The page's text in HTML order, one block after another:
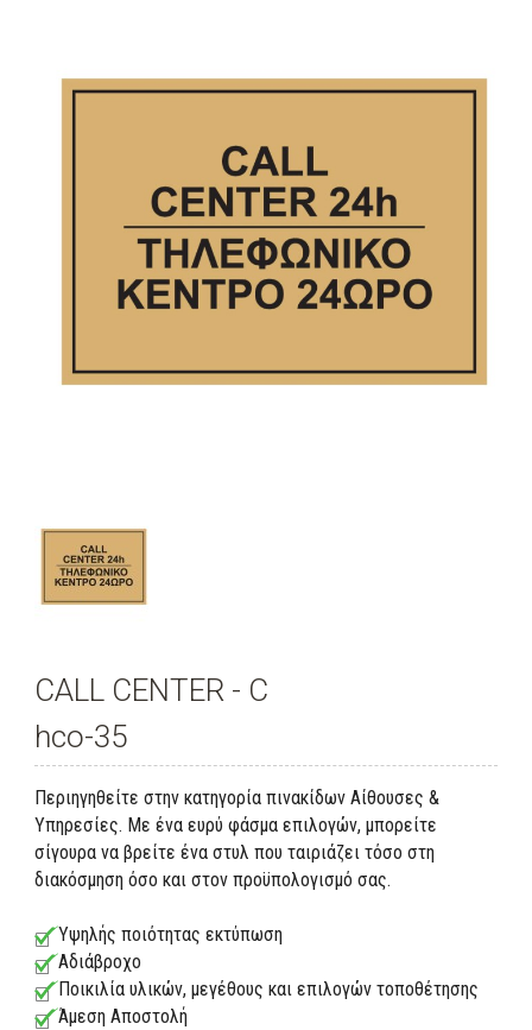
CALL CENTER - C
hco-35
Περιηγηθείτε στην κατηγορία πινακίδων Αίθουσες &
Υπηρεσίες. Με ένα ευρύ φάσμα επιλογών, μπορείτε
σίγουρα να βρείτε ένα στυλ που ταιριάζει τόσο στη
διακόσμηση όσο και στον προϋπολογισμό σας.
Υψηλής ποιότητας εκτύπωση
Αδιάβροχο
Ποικιλία υλικών, μεγέθους και επιλογών τοποθέτησης
Άμεση Αποστολή